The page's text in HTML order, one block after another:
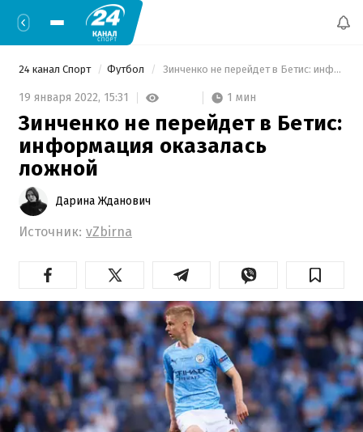
24 канал Спорт Футбол Зинченко не перейдет в Бетис: информация оказалась ложной
19 января 2022, 15:31 1 мин
Зинченко не перейдет в Бетис:
информация оказалась
ложной
Дарина Жданович
Источник: vZbirna